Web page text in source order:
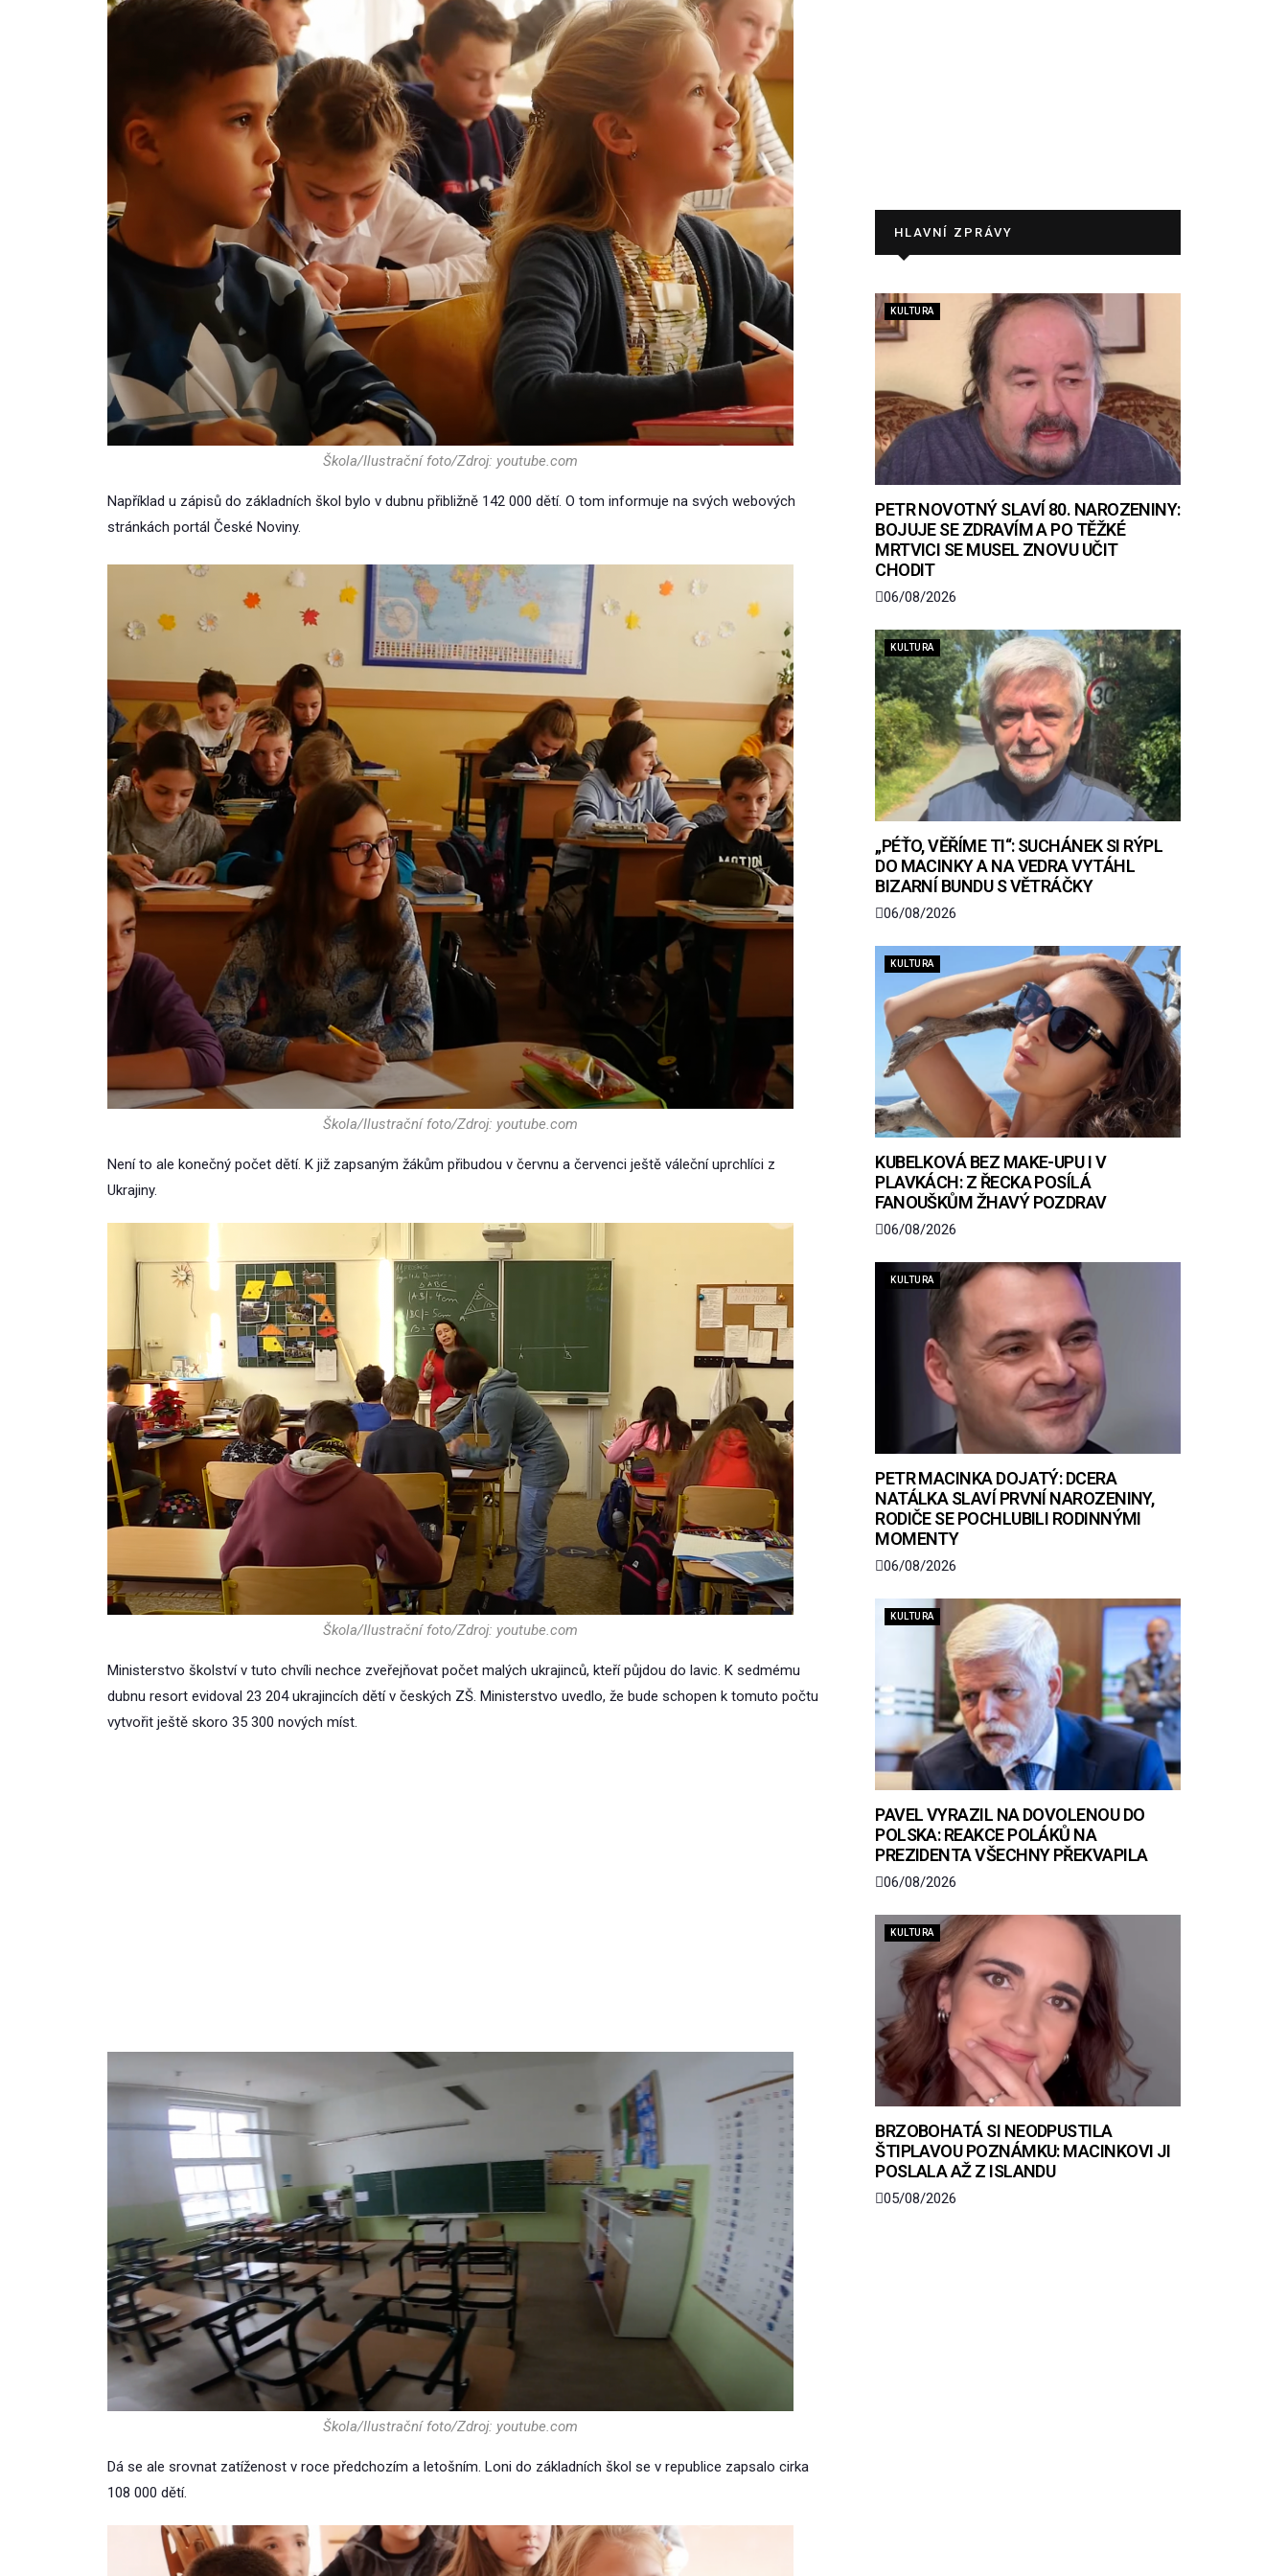
Škola/Ilustrační foto/Zdroj: youtube.com
Například u zápisů do základních škol bylo v dubnu přibližně 142 000 dětí. O tom informuje na svých webových
stránkách portál České Noviny.
Škola/Ilustrační foto/Zdroj: youtube.com
Není to ale konečný počet dětí. K již zapsaným žákům přibudou v červnu a červenci ještě váleční uprchlíci z
Ukrajiny.
Škola/Ilustrační foto/Zdroj: youtube.com
Ministerstvo školství v tuto chvíli nechce zveřejňovat počet malých ukrajinců, kteří půjdou do lavic. K sedmému
dubnu resort evidoval 23 204 ukrajincích dětí v českých ZŠ. Ministerstvo uvedlo, že bude schopen k tomuto počtu
vytvořit ještě skoro 35 300 nových míst.
Škola/Ilustrační foto/Zdroj: youtube.com
Dá se ale srovnat zatíženost v roce předchozím a letošním. Loni do základních škol se v republice zapsalo cirka
108 000 dětí.
HLAVNÍ ZPRÁVY
KULTURA
PETR NOVOTNÝ SLAVÍ 80. NAROZENINY:
BOJUJE SE ZDRAVÍM A PO TĚŽKÉ
MRTVICI SE MUSEL ZNOVU UČIT
CHODIT
06/08/2026
KULTURA
„PÉŤO, VĚŘÍME TI“: SUCHÁNEK SI RÝPL
DO MACINKY A NA VEDRA VYTÁHL
BIZARNÍ BUNDU S VĚTRÁČKY
06/08/2026
KULTURA
KUBELKOVÁ BEZ MAKE-UPU I V
PLAVKÁCH: Z ŘECKA POSÍLÁ
FANOUŠKŮM ŽHAVÝ POZDRAV
06/08/2026
KULTURA
PETR MACINKA DOJATÝ: DCERA
NATÁLKA SLAVÍ PRVNÍ NAROZENINY,
RODIČE SE POCHLUBILI RODINNÝMI
MOMENTY
06/08/2026
KULTURA
PAVEL VYRAZIL NA DOVOLENOU DO
POLSKA: REAKCE POLÁKŮ NA
PREZIDENTA VŠECHNY PŘEKVAPILA
06/08/2026
KULTURA
BRZOBOHATÁ SI NEODPUSTILA
ŠTIPLAVOU POZNÁMKU: MACINKOVI JI
POSLALA AŽ Z ISLANDU
05/08/2026